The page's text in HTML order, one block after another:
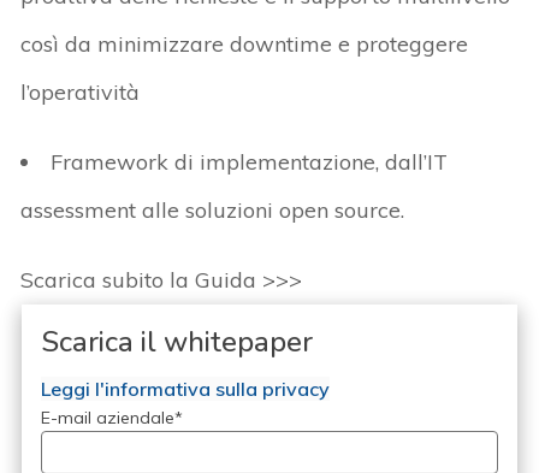
così da minimizzare downtime e proteggere
l’operatività
Framework di implementazione, dall’IT
assessment alle soluzioni open source.
Scarica subito laGuida >>>
Scarica il whitepaper
Leggi l'informativa sulla privacy
E-mail aziendale*